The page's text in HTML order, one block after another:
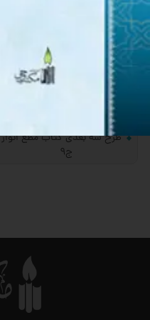
طرح سه بعدی کتاب مطع انوار
ج9